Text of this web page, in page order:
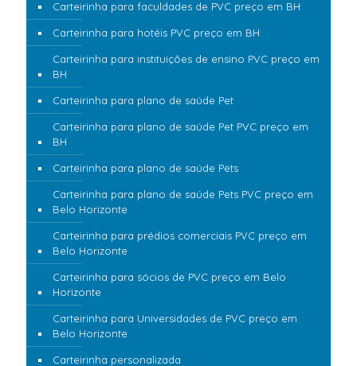
Carteirinha para faculdades de PVC preço em BH
Carteirinha para hotéis PVC preço em BH
Carteirinha para instituições de ensino PVC preço em
BH
Carteirinha para plano de saúde Pet
Carteirinha para plano de saúde Pet PVC preço em
BH
Carteirinha para plano de saúde Pets
Carteirinha para plano de saúde Pets PVC preço em
Belo Horizonte
Carteirinha para prédios comerciais PVC preço em
Belo Horizonte
Carteirinha para sócios de PVC preço em Belo
Horizonte
Carteirinha para Universidades de PVC preço em
Belo Horizonte
Carteirinha personalizada